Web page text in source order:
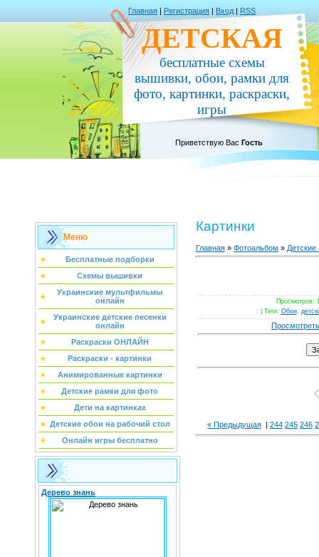
Главная | Регистрация | Вход | RSS
ДЕТСКАЯ
бесплатные схемы
вышивки, обои, рамки для
фото, картинки, раскраски,
игры
Приветствую Вас Гость
Меню
Бесплатные подборки
Схемы вышивки
Украинские мультфильмы
онлайн
Украинские детские песенки
онлайн
Раскраски ОНЛАЙН
Раскраски - картинки
Анимированные картинки
Детские рамки для фото
Дети на картинках
Детские обои на рабочий стол
Онлайн игры бесплатно
Дерево знань
Картинки
Главная » Фотоальбом » Детские
Просмотров:
: | Теги: Обои,
« Предыдущая | 244 245 246